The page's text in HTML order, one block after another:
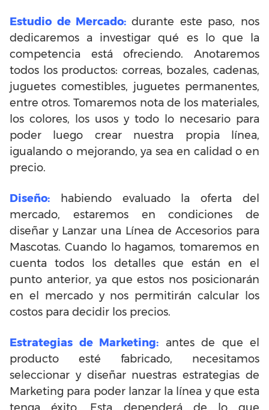
Estudio de Mercado: durante este paso, nos
dedicaremos a investigar qué es lo que la
competencia está ofreciendo. Anotaremos
todos los productos: correas, bozales, cadenas,
juguetes comestibles, juguetes permanentes,
entre otros. Tomaremos nota de los materiales,
los colores, los usos y todo lo necesario para
poder luego crear nuestra propia línea,
igualando o mejorando, ya sea en calidad o en
precio.
Diseño: habiendo evaluado la oferta del
mercado, estaremos en condiciones de
diseñar y Lanzar una Línea de Accesorios para
Mascotas. Cuando lo hagamos, tomaremos en
cuenta todos los detalles que están en el
punto anterior, ya que estos nos posicionarán
en el mercado y nos permitirán calcular los
costos para decidir los precios.
Estrategias de Marketing: antes de que el
producto esté fabricado, necesitamos
seleccionar y diseñar nuestras estrategias de
Marketing para poder lanzar la línea y que esta